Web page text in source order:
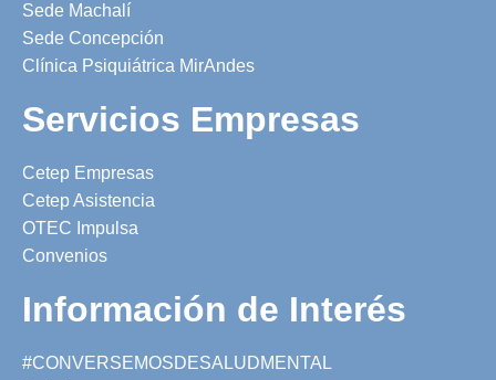
Sede Machalí
Sede Concepción
Clínica Psiquiátrica MirAndes
Servicios Empresas
Cetep Empresas
Cetep Asistencia
OTEC Impulsa
Convenios
Información de Interés
#CONVERSEMOSDESALUDMENTAL